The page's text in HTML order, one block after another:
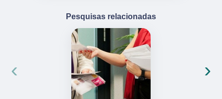
Pesquisas relacionadas
‹ ›